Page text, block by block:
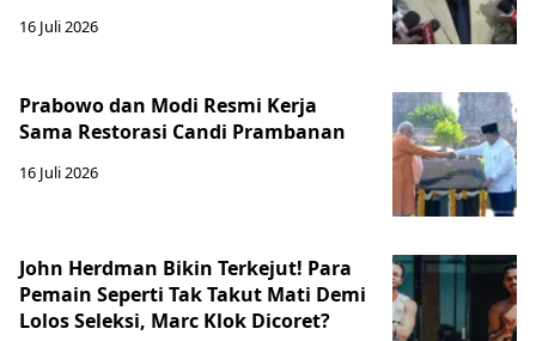
16 Juli 2026
Prabowo dan Modi Resmi Kerja
Sama Restorasi Candi Prambanan
16 Juli 2026
John Herdman Bikin Terkejut! Para
Pemain Seperti Tak Takut Mati Demi
Lolos Seleksi, Marc Klok Dicoret?